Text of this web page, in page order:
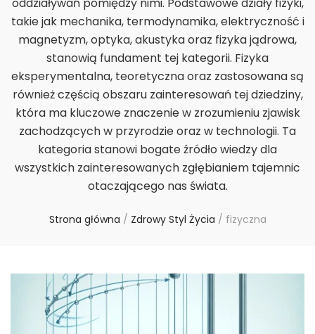
takie jak mechanika, termodynamika, elektryczność i
magnetyzm, optyka, akustyka oraz fizyka jądrowa,
stanowią fundament tej kategorii. Fizyka
eksperymentalna, teoretyczna oraz zastosowana są
również częścią obszaru zainteresowań tej dziedziny,
która ma kluczowe znaczenie w zrozumieniu zjawisk
zachodzących w przyrodzie oraz w technologii. Ta
kategoria stanowi bogate źródło wiedzy dla
wszystkich zainteresowanych zgłębianiem tajemnic
otaczającego nas świata.
Strona główna / Zdrowy Styl Życia / fizyczna